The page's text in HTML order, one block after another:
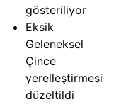
gösteriliyor
Eksik
Geleneksel
Çince
yerelleştirmesi
düzeltildi